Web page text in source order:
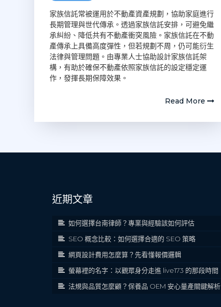
家族信託常被運用於不動產資產規劃，協助家庭進行
長期管理與世代傳承。透過家族信託安排，可避免繼
承糾紛、降低共有不動產衝突風險。家族信託在不動
產傳承上具備高度彈性，但若規劃不周，仍可能衍生
法律與管理問題。由專業人士協助設計家族信託架
構，有助於確保不動產依照家族信託的設定穩定運
作，發揮長期保障效果。
Read More
近期文章
如何選擇台南律師？專業與經驗該如何評估
SEO 概念比較：如何選擇合適的 SEO 策略
網頁設計費用怎麼算？先看懂報價邏輯
螢幕裡的名字：以觀眾身分走進 live173 的那段時間
法規與品質怎麼顧？保養品 OEM 安心量產關鍵解析